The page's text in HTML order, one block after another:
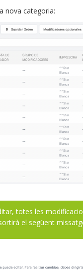
nova categoria:
totes les
el següent